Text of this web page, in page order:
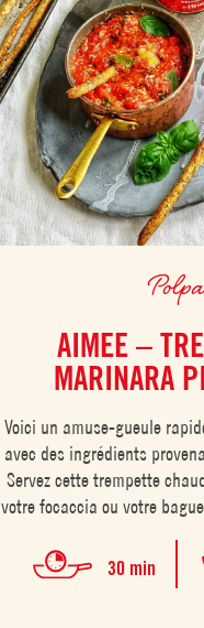
Polpa
AIMEE –
MARINARA
Voici un amuse-gueule
avec des ingrédients
Servez cette trempette
votre focaccia ou votre
30 min